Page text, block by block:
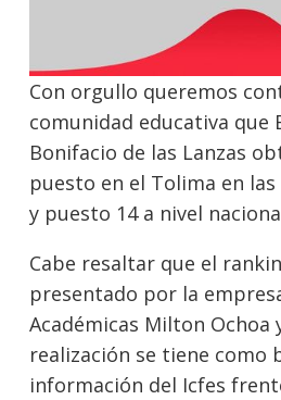
Con orgullo queremos
comunidad educativa que
Bonifacio de las Lanzas
puesto en el Tolima en las
y puesto 14 a nivel
Cabe resaltar que el
presentado por la
Académicas Milton Ochoa
realización se tiene como
información del Icfes